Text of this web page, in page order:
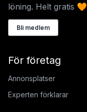
löning. Helt gratis 🧡
Bli medlem
För företag
Annonsplatser
Experten förklarar